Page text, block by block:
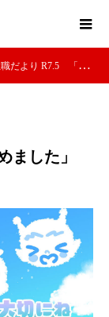
より R7.5 「習い事始めました」
した」